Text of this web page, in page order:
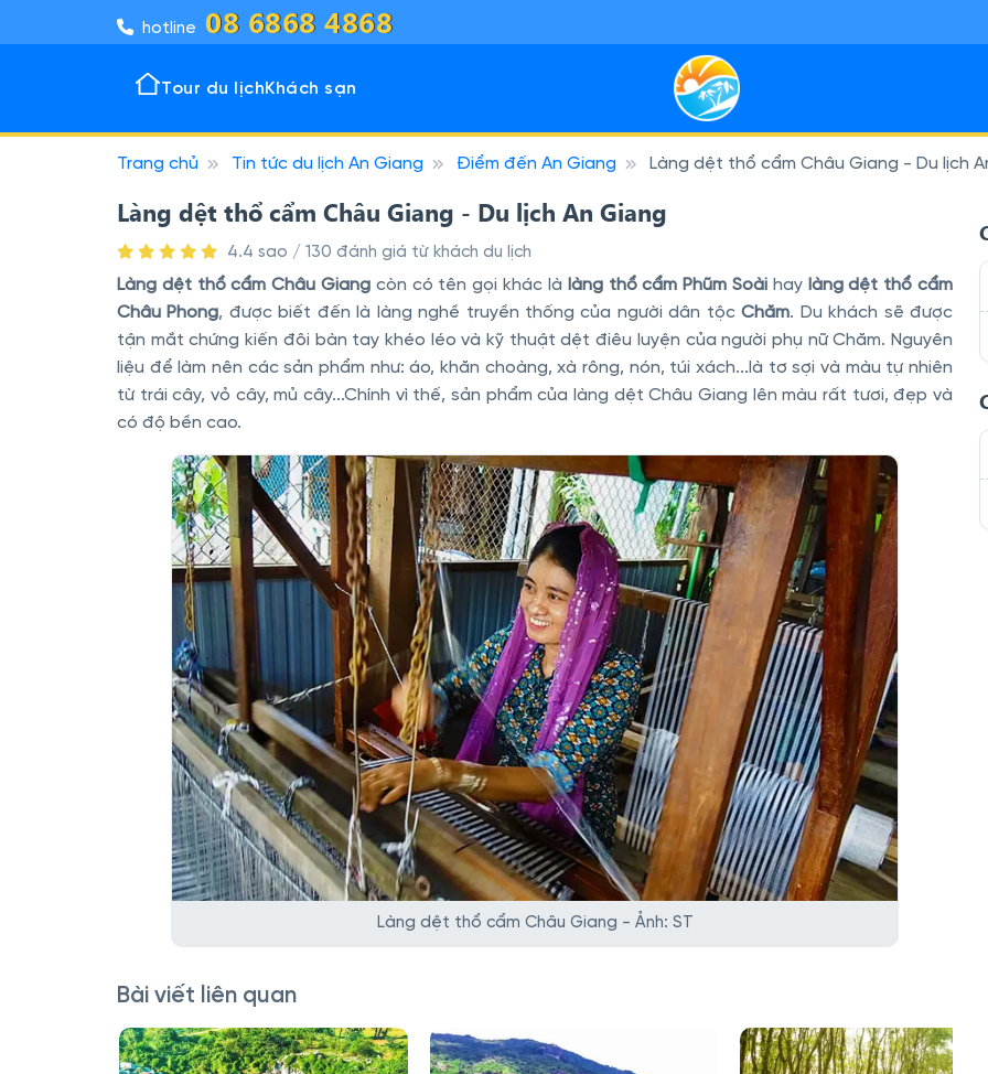
hotline 08 6868 4868
Tour du lịch
Tour Miền Nam 29
Khách sạn
Khách sạn Miền Bắc 7
Trang chủ Tin tức du lịch An Giang Điểm đến An Giang Làng dệt thổ cẩm Châu Giang - Du lịch
Làng dệt thổ cẩm Châu Giang - Du lịch An Giang
4.4 sao / 130 đánh giá từ khách du lịch
Làng dệt thổ cẩm Châu Giang còn có tên gọi khác là làng thổ cẩm Phũm Soàihay làng dệt thổ cẩm
Châu Phong, được biết đến là làng nghề truyền thống của người dân tộcChăm. Du khách sẽ được
tận mắt chứng kiến đôi bàn tay khéo léo và kỹ thuật dệt điêu luyện của người phụ nữ Chăm. Nguyên
liệu để làm nên các sản phẩm như: áo, khăn choàng, xà rông, nón, túi xách...là tơ sợi và màu tự nhiên
từ trái cây, vỏ cây, mủ cây...Chính vì thế, sản phẩm của làng dệt Châu Giang lên màu rất tươi, đẹp và
có độ bền cao.
Làng dệt thổ cẩm Châu Giang - Ảnh: ST
Bài viết liên quan